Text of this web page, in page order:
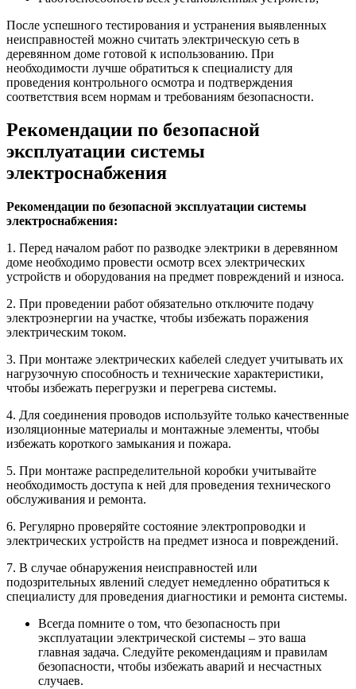
После успешного тестирования и устранения выявленных
неисправностей можно считать электрическую сеть в
деревянном доме готовой к использованию. При
необходимости лучше обратиться к специалисту для
проведения контрольного осмотра и подтверждения
соответствия всем нормам и требованиям безопасности.
Рекомендации по безопасной
эксплуатации системы
электроснабжения
Рекомендации по безопасной эксплуатации системы
электроснабжения:
1. Перед началом работ по разводке электрики в деревянном
доме необходимо провести осмотр всех электрических
устройств и оборудования на предмет повреждений и износа.
2. При проведении работ обязательно отключите подачу
электроэнергии на участке, чтобы избежать поражения
электрическим током.
3. При монтаже электрических кабелей следует учитывать их
нагрузочную способность и технические характеристики,
чтобы избежать перегрузки и перегрева системы.
4. Для соединения проводов используйте только качественные
изоляционные материалы и монтажные элементы, чтобы
избежать короткого замыкания и пожара.
5. При монтаже распределительной коробки учитывайте
необходимость доступа к ней для проведения технического
обслуживания и ремонта.
6. Регулярно проверяйте состояние электропроводки и
электрических устройств на предмет износа и повреждений.
7. В случае обнаружения неисправностей или
подозрительных явлений следует немедленно обратиться к
специалисту для проведения диагностики и ремонта системы.
Всегда помните о том, что безопасность при
эксплуатации электрической системы – это ваша
главная задача. Следуйте рекомендациям и правилам
безопасности, чтобы избежать аварий и несчастных
случаев.